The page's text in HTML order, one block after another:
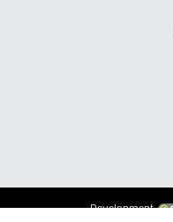
Development: